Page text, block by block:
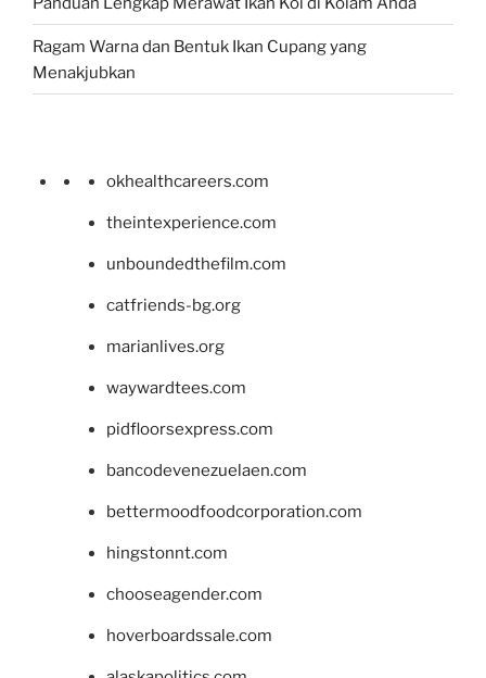
Ragam Warna dan Bentuk Ikan Cupang yang
Menakjubkan
okhealthcareers.com
theintexperience.com
unboundedthefilm.com
catfriends-bg.org
marianlives.org
waywardtees.com
pidfloorsexpress.com
bancodevenezuelaen.com
bettermoodfoodcorporation.com
hingstonnt.com
chooseagender.com
hoverboardssale.com